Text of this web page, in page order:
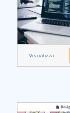
Visualizza